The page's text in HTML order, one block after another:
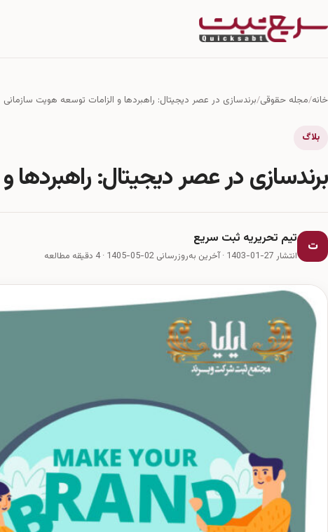
خانه مجله حقوقی برندسازی در عصر دیجیتال: راهبردها و الزامات توسعه هویت سازمانی
بلاگ
برندسازی در عصر دیجیتال: راهبردها
ت تیم تحریریه ثبت سریع
انتشار 27-01-1403 ·آخرین به‌روزرسانی 02-05-1405 · 4 دقیقه مطالعه